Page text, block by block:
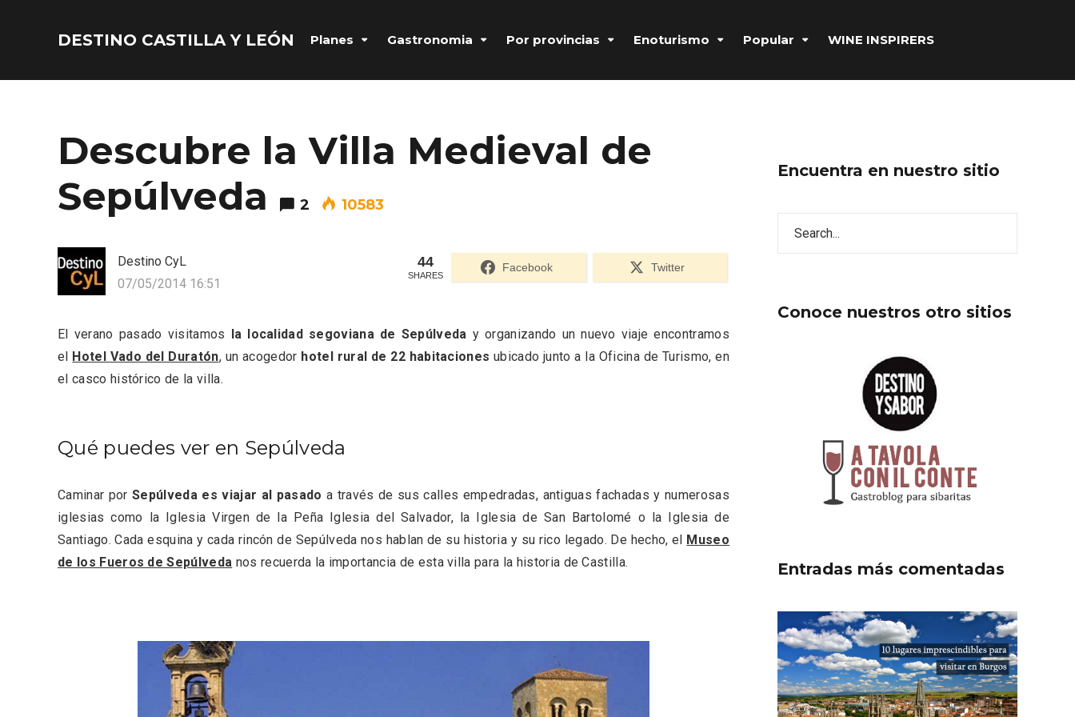
DESTINO CASTILLA Y LEÓN Planes Gastronomia Por provincias Enoturismo Popular WINE INSPIRERS
Descubre la Villa Medieval de
Sepúlveda
2 10583
Destino CyL
07/05/2014 16:51
44
SHARES
Facebook Twitter
El verano pasado visitamos la localidad segoviana de Sepúlveda y organizando un nuevo viaje encontramos
el Hotel Vado del Duratón, un acogedor hotel rural de 22 habitaciones ubicado junto a la Oficina de Turismo, en
el casco histórico de la villa.
Qué puedes ver en Sepúlveda
Caminar por Sepúlveda es viajar al pasado a través de sus calles empedradas, antiguas fachadas y numerosas
iglesias como la Iglesia Virgen de la Peña Iglesia del Salvador, la Iglesia de San Bartolomé o la Iglesia de
Santiago. Cada esquina y cada rincón de Sepúlveda nos hablan de su historia y su rico legado. De hecho, el Museo
de los Fueros de Sepúlveda nos recuerda la importancia de esta villa para la historia de Castilla.
Encuentra en nuestro sitio
Conoce nuestros otro sitios
Entradas más comentadas
Contraseña
Recuérdame
ACCEDER
Ultimas entradas